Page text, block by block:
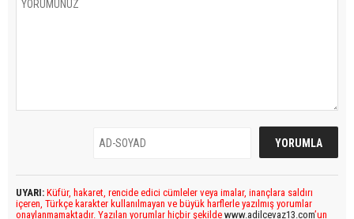
UYARI: Küfür, hakaret, rencide edici cümleler veya imalar, inançlara saldırı
içeren, Türkçe karakter kullanılmayan ve büyük harflerle yazılmış yorumlar
onaylanmamaktadır. Yazılan yorumlar hiçbir şekilde www.adilcevaz13.com’un